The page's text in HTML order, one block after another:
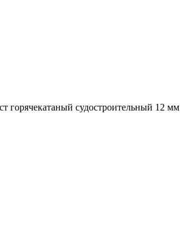
горячекатаный судостроительный 12 мм